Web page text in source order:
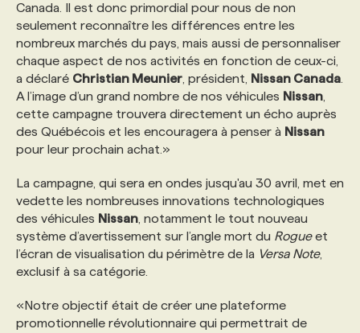
NOS AUTEUR‧RICES
POURQUOI CHOISIR NOS FORMATIONS
NOS TARIFS
PROGRAMMES DE SUBVENTIONS
ANNONCEZ AVEC NOUS
ANNONCEZ AVEC NOUS
Canada. Il est donc primordial pour nous de non
seulement reconnaître les différences entre les
nombreux marchés du pays, mais aussi de personnaliser
chaque aspect de nos activités en fonction de ceux-ci,
a déclaré Christian Meunier , président, Nissan Canada
A l’image d’un grand nombre de nos véhicules Nissan
cette campagne trouvera directement un écho auprès
des Québécois et les encouragera à penser à Nissan
pour leur prochain achat.»
La campagne, qui sera en ondes jusqu'au 30 avril, met en
vedette les nombreuses innovations technologiques
des véhicules Nissan , notamment le tout nouveau
système d’avertissement sur l’angle mort du Rogueet
l’écran de visualisation du périmètre de la Versa Note,
exclusif à sa catégorie.
«Notre objectif était de créer une plateforme
promotionnelle révolutionnaire qui permettrait de